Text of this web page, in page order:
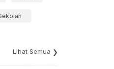
Lihat Semua